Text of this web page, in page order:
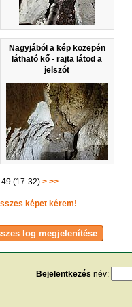
Nagyjából a kép közepén
látható kő - rajta látod a
jelszót
49 (17-32) > >>
képet kérem!
Bejelentkezés név: